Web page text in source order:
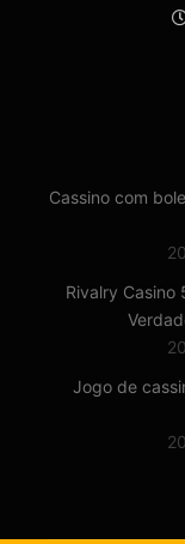
Cassino com
Rivalry Casino
Jogo de